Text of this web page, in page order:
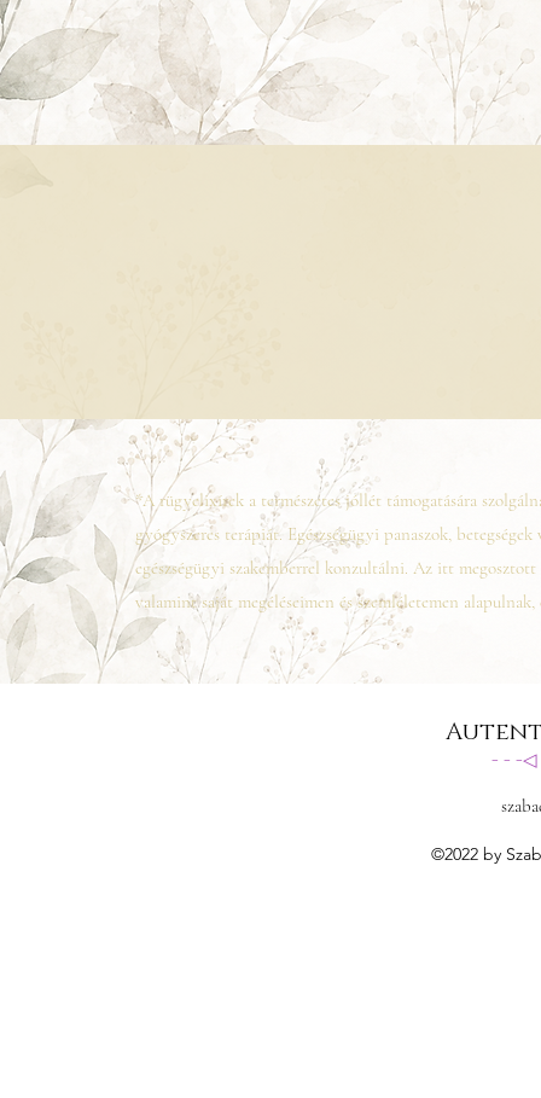
*A rügyelixírek a természetes jóllét támogatására
gyógyszeres terápiát. Egészségügyi panaszok,
egészségügyi szakemberrel konzultálni. Az itt
valamint saját megéléseimen és szemléletemen
- - -◁
©2022 by